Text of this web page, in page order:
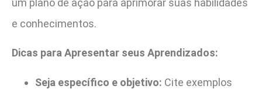
um plano de ação para aprimorar suas habilidades
e conhecimentos.
Dicas para Apresentar seus Aprendizados:
Seja específico e objetivo: Cite exemplos